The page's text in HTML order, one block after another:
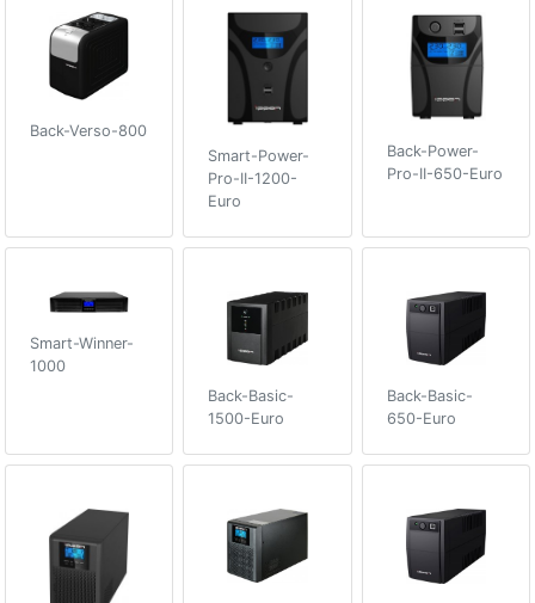
Back-Verso-800
Smart-Power-
Pro-II-1200-
Euro
Back-Power-
Pro-II-650-Euro
Smart-Winner-
1000
Back-Basic-
1500-Euro
Back-Basic-
650-Euro